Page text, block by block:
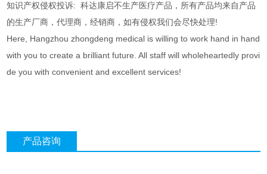
知识产权侵权投诉: 科达康启不生产医疗产品，所有产品均来自产品
的生产厂商，代理商，经销商，如有侵权我们会尽快处理!
Here, Hangzhou zhongdeng medical is willing to work hand in hand
with you to create a brilliant future. All staff will wholeheartedly provi
de you with convenient and excellent services!
产品咨询